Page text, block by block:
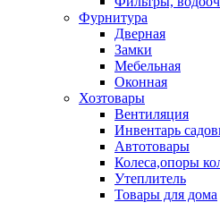
Фурнитура
Дверная
Замки
Мебельная
Оконная
Хозтовары
Вентиляция
Инвентарь
Автотовары
Колеса,опоры
Утеплитель
Товары для дома